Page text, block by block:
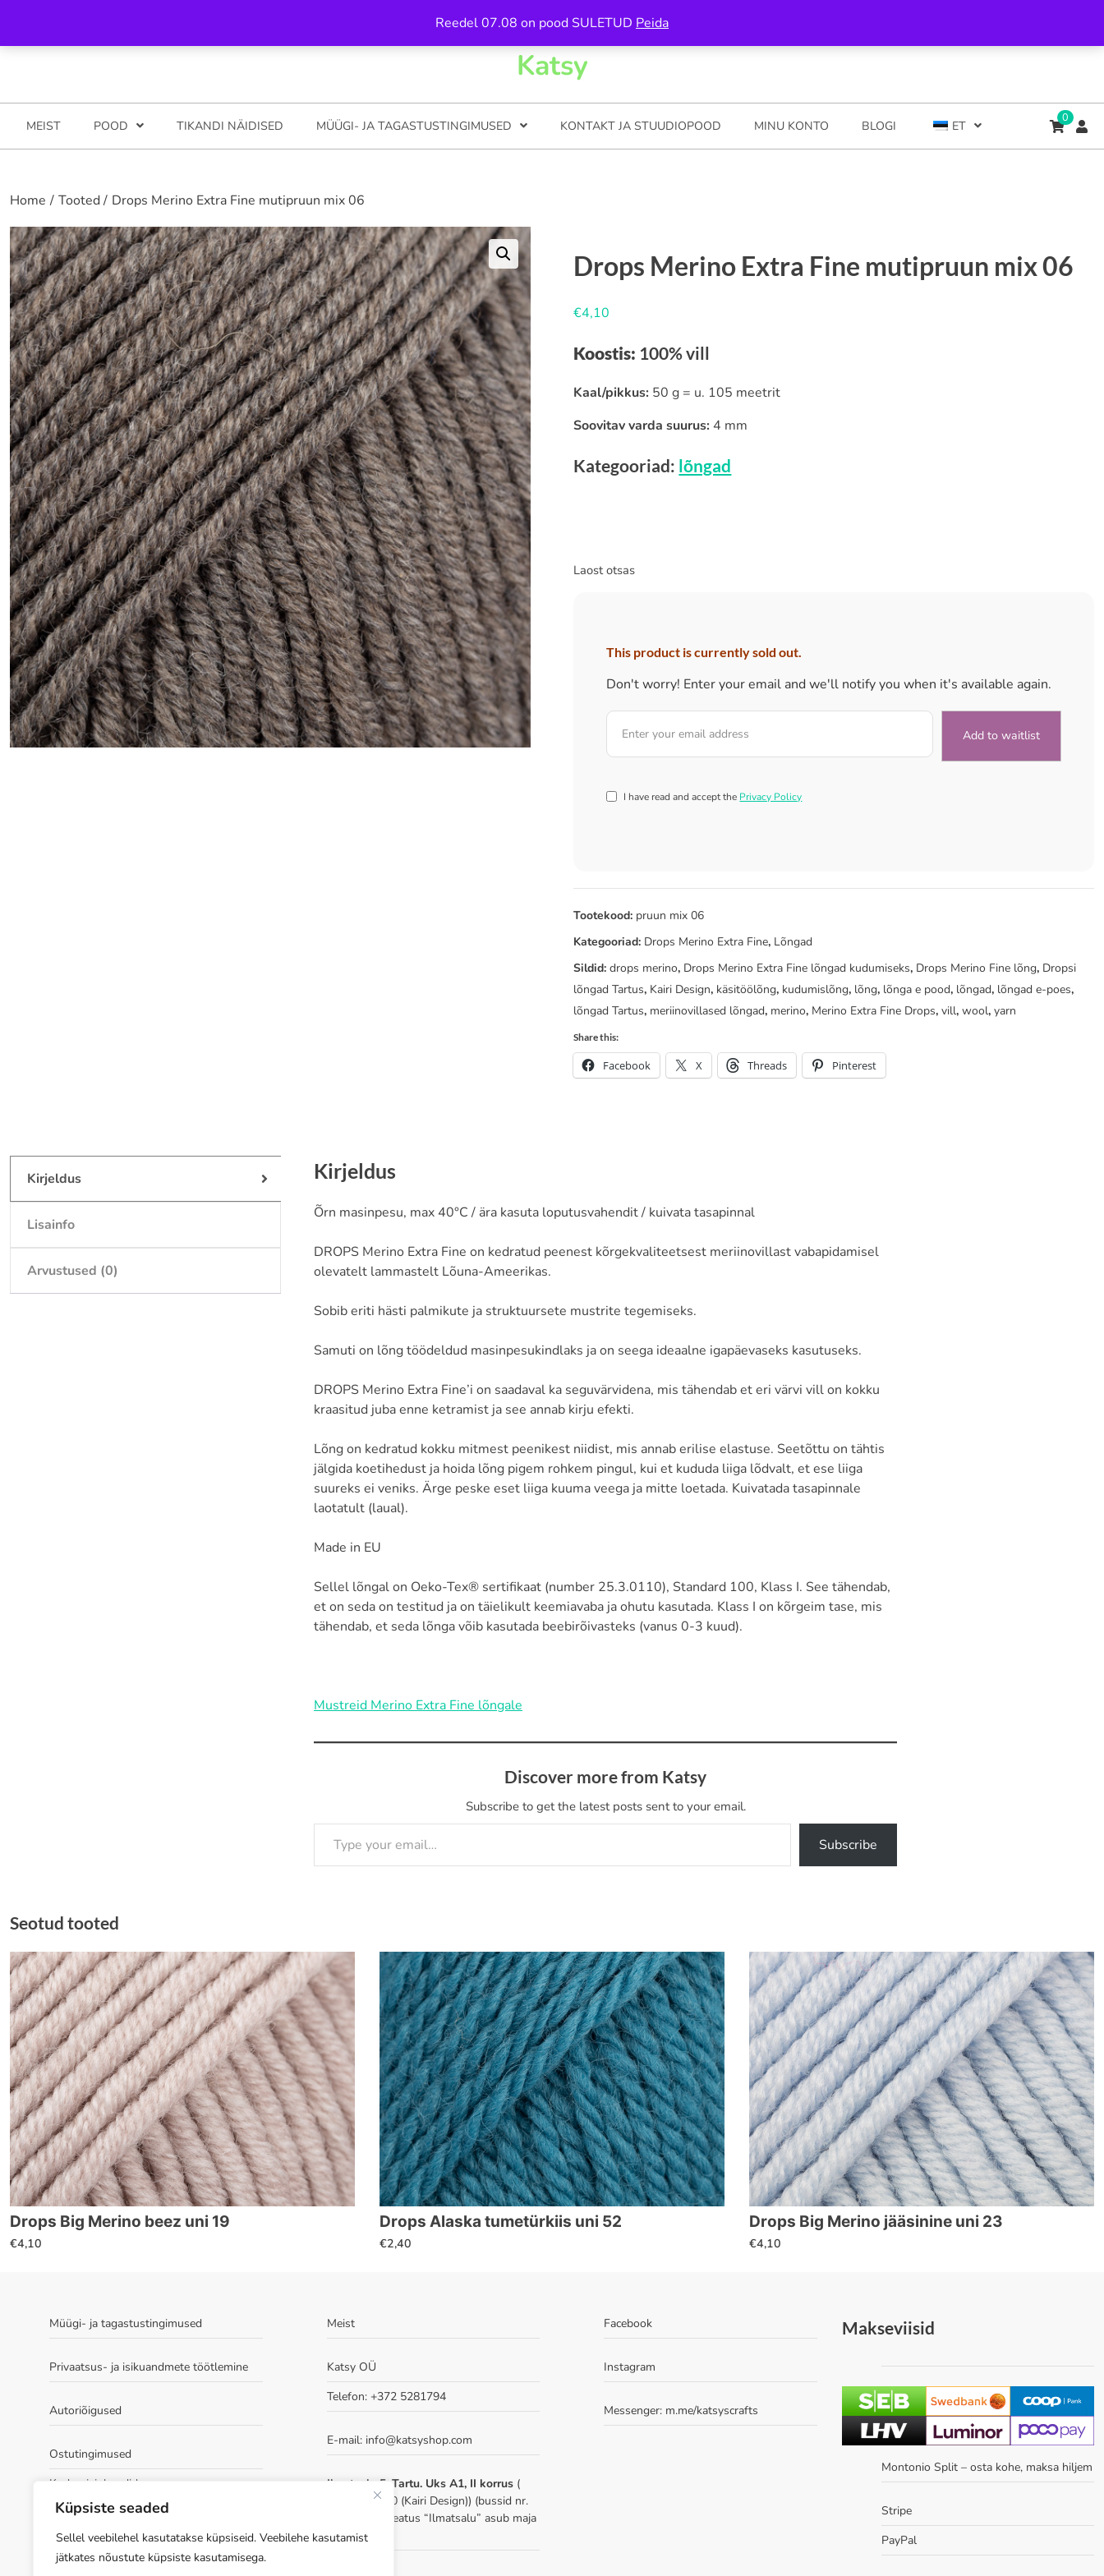
Küpsiste seaded
Sellel veebilehel kasutatakse küpsiseid. Veebilehe kasutamist
jätkates nõustute küpsiste kasutamisega.
Reedel 07.08 on pood SULETUD Peida
content
info@katsyshop.com Pood: Ilmatsalu, tn 5, Tartu / Avamise ajad on kirjas kontkati all
Katsy
MEIST POOD TIKANDI NÄIDISED MÜÜGI- JA TAGASTUSTINGIMUSED KONTAKT JA STUUDIOPOOD MINU KONTO BLOGI ET
0
Home Tooted Drops Merino Extra Fine mutipruun mix 06
Drops Merino Extra Fine mutipruun mix 06
€4,10
Koostis: 100% vill
Kaal/pikkus: 50 g = u. 105 meetrit
Soovitav varda suurus: 4 mm
Kategooriad: lõngad
Laost otsas
This product is currently sold out.
Don't worry! Enter your email and we'll notify you when it's available again.
I have read and accept the Privacy Policy
Tootekood: pruun mix 06
Kategooriad: Drops Merino Extra Fine, Lõngad
Sildid:drops merino, Drops Merino Extra Fine lõngad kudumiseks, Drops Merino Fine lõng, Dropsi
lõngad Tartus, Kairi Design, käsitöölõng, kudumislõng, lõng, lõnga e pood, lõngad, lõngad e-poes,
lõngad Tartus, meriinovillased lõngad, merino, Merino Extra Fine Drops,vill,wool,yarn
Share this:
Facebook X Threads Pinterest
Kirjeldus
Lisainfo
Arvustused (0)
Kirjeldus
Õrn masinpesu, max 40°C / ära kasuta loputusvahendit / kuivata tasapinnal
DROPS Merino Extra Fine on kedratud peenest kõrgekvaliteetsest meriinovillast vabapidamisel
olevatelt lammastelt Lõuna-Ameerikas.
Sobib eriti hästi palmikute ja struktuursete mustrite tegemiseks.
Samuti on lõng töödeldud masinpesukindlaks ja on seega ideaalne igapäevaseks kasutuseks.
DROPS Merino Extra Fine’i on saadaval ka seguvärvidena, mis tähendab et eri värvi vill on kokku
kraasitud juba enne ketramist ja see annab kirju efekti.
Lõng on kedratud kokku mitmest peenikest niidist, mis annab erilise elastuse. Seetõttu on tähtis
jälgida koetihedust ja hoida lõng pigem rohkem pingul, kui et kududa liiga lõdvalt, et ese liiga
suureks ei veniks. Ärge peske eset liiga kuuma veega ja mitte loetada. Kuivatada tasapinnale
laotatult (laual).
Made in EU
Sellel lõngal on Oeko-Tex® sertifikaat (number 25.3.0110), Standard 100, Klass I. See tähendab,
et on seda on testitud ja on täielikult keemiavaba ja ohutu kasutada. Klass I on kõrgeim tase, mis
tähendab, et seda lõnga võib kasutada beebirõivasteks (vanus 0-3 kuud).
Mustreid Merino Extra Fine lõngale
Discover more from Katsy
Subscribe to get the latest posts sent to your email.
Type your email…
Subscribe
Seotud tooted
Drops Big Merino beez uni 19
€4,10
Drops Alaska tumetürkiis uni 52
€2,40
Drops Big Merino jääsinine uni 23
€4,10
Müügi- ja tagastustingimused
Privaatsus- ja isikuandmete töötlemine
Autoriõigused
Ostutingimused
Kudumisjuhendid
Meist
Katsy OÜ
Telefon: +372 5281794
E-mail: info@katsyshop.com
Ilmatsalu 5, Tartu. Uks A1, II korrus (
tuba 209-210 (Kairi Design)) (bussid nr.
2, 10 ja 22, peatus “Ilmatsalu” asub maja
ees)
Facebook
Instagram
Messenger: m.me/katsyscrafts
Makseviisid
Montonio Split – osta kohe, maksa hiljem
Stripe
PayPal